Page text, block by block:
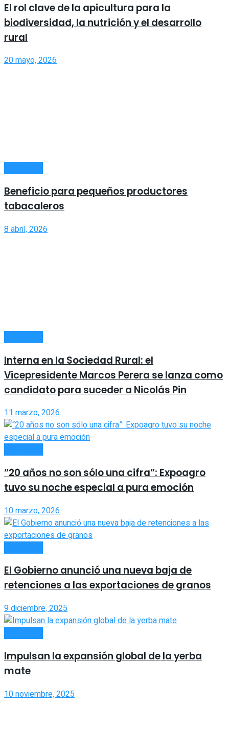
El rol clave de la apicultura para la
biodiversidad, la nutrición y el desarrollo
rural
20 mayo, 2026
Beneficio para pequeños productores
tabacaleros
8 abril, 2026
Interna en la Sociedad Rural: el
Vicepresidente Marcos Perera se lanza como
candidato para suceder a Nicolás Pin
11 marzo, 2026
“20 años no son sólo una cifra”: Expoagro
tuvo su noche especial a pura emoción
10 marzo, 2026
El Gobierno anunció una nueva baja de
retenciones a las exportaciones de granos
9 diciembre, 2025
Impulsan la expansión global de la yerba
mate
10 noviembre, 2025